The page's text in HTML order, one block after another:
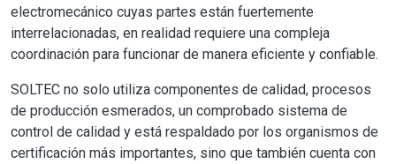
electromecánico cuyas partes están fuertemente
interrelacionadas, en realidad requiere una compleja
coordinación para funcionar de manera eficiente y confiable.
SOLTEC no solo utiliza componentes de calidad, procesos
de producción esmerados, un comprobado sistema de
control de calidad y está respaldado por los organismos de
certificación más importantes, sino que también cuenta con